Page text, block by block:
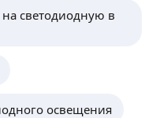
светодиодную в
освещения